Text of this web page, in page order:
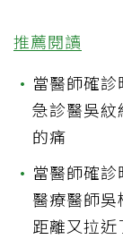
推薦閱讀
• 當醫師確診
急診醫吳紋
的痛
• 當醫師確
醫療醫師
距離又拉近